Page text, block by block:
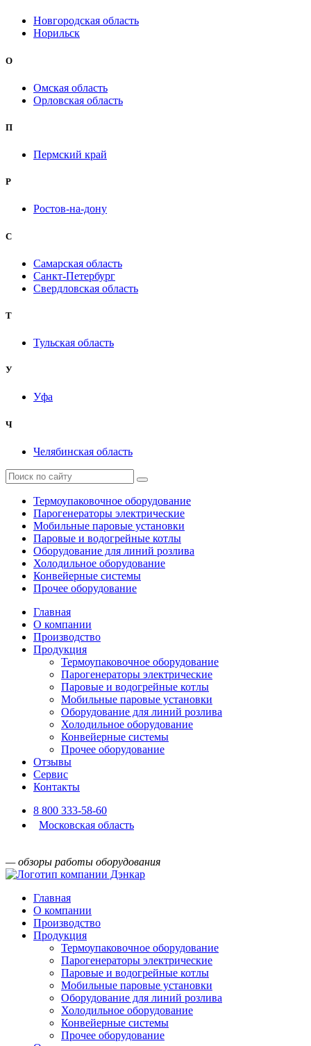
Новгородская область
Норильск
О
Омская область
Орловская область
П
Пермский край
Р
Ростов-на-дону
С
Самарская область
Санкт-Петербург
Свердловская область
Т
Тульская область
У
Уфа
Ч
Челябинская область
Термоупаковочное оборудование
Парогенераторы электрические
Мобильные паровые установки
Паровые и водогрейные котлы
Оборудование для линий розлива
Холодильное оборудование
Конвейерные системы
Прочее оборудование
Главная
О компании
Производство
Продукция
Термоупаковочное оборудование
Парогенераторы электрические
Паровые и водогрейные котлы
Мобильные паровые установки
Оборудование для линий розлива
Холодильное оборудование
Конвейерные системы
Прочее оборудование
Отзывы
Сервис
Контакты
8 800 333-58-60
Московская область
— обзоры работы оборудования
Главная
О компании
Производство
Продукция
Термоупаковочное оборудование
Парогенераторы электрические
Паровые и водогрейные котлы
Мобильные паровые установки
Оборудование для линий розлива
Холодильное оборудование
Конвейерные системы
Прочее оборудование